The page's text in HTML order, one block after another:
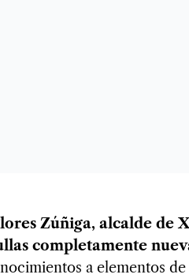
Zúñiga, alcalde de
completamente
a elementos